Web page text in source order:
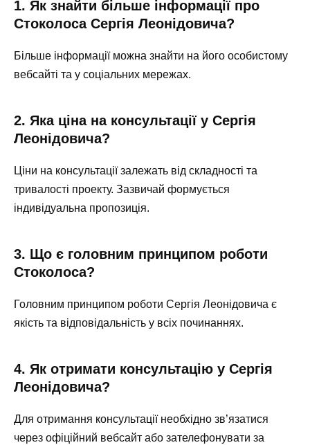
1. Як знайти більше інформації про
Стоколоса Сергія Леонідовича?
Більше інформації можна знайти на його особистому
вебсайті та у соціальних мережах.
2. Яка ціна на консультації у Сергія
Леонідовича?
Ціни на консультації залежать від складності та
тривалості проекту. Зазвичай формується
індивідуальна пропозиція.
3. Що є головним принципом роботи
Стоколоса?
Головним принципом роботи Сергія Леонідовича є
якість та відповідальність у всіх починаннях.
4. Як отримати консультацію у Сергія
Леонідовича?
Для отримання консультації необхідно зв’язатися
через офіційний вебсайт або зателефонувати за